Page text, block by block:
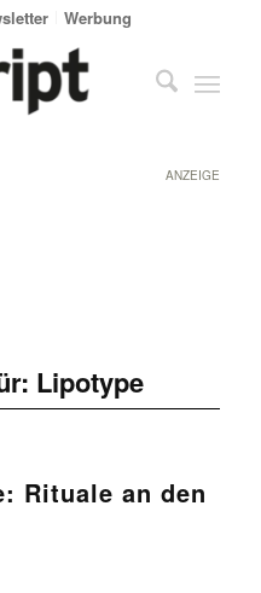
Werbung
ANZEIGE
Lipotype
Rituale an den